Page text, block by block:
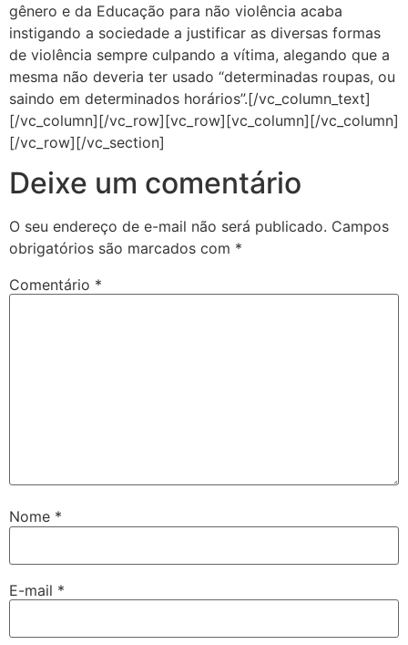
gênero e da Educação para não violência acaba
instigando a sociedade a justificar as diversas formas
de violência sempre culpando a vítima, alegando que a
mesma não deveria ter usado “determinadas roupas, ou
saindo em determinados horários”.[/vc_column_text]
[/vc_column][/vc_row][vc_row][vc_column][/vc_column]
[/vc_row][/vc_section]
Deixe um comentário
O seu endereço de e-mail não será publicado. Campos
obrigatórios são marcados com *
Comentário *
Nome *
E-mail *